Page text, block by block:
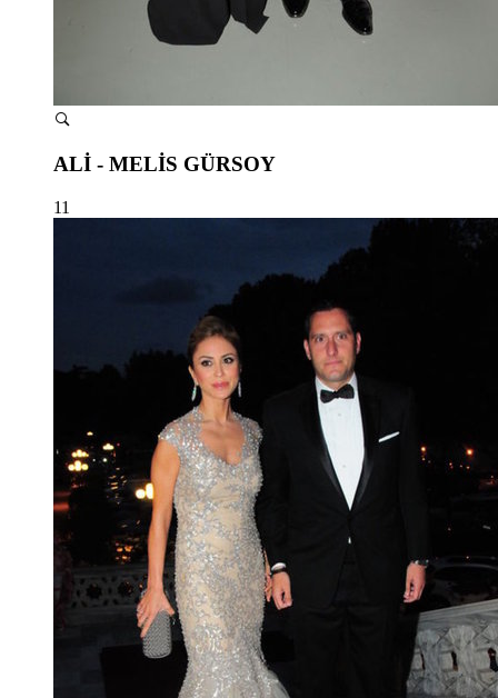
ALİ - MELİS GÜRSOY
11